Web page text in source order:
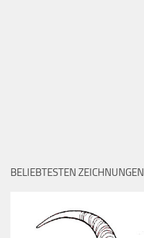
BELIEBTESTEN ZEICHNUNGEN